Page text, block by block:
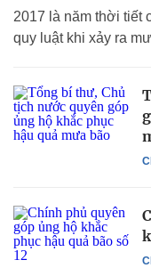
2017 là năm thời tiết
quy luật khi xảy ra